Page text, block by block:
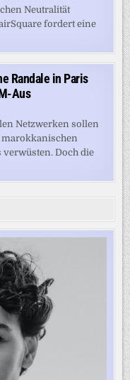
Neutralität
fordert eine
Randale in Paris
Aus
Netzwerken sollen
verwüsten. Doch die